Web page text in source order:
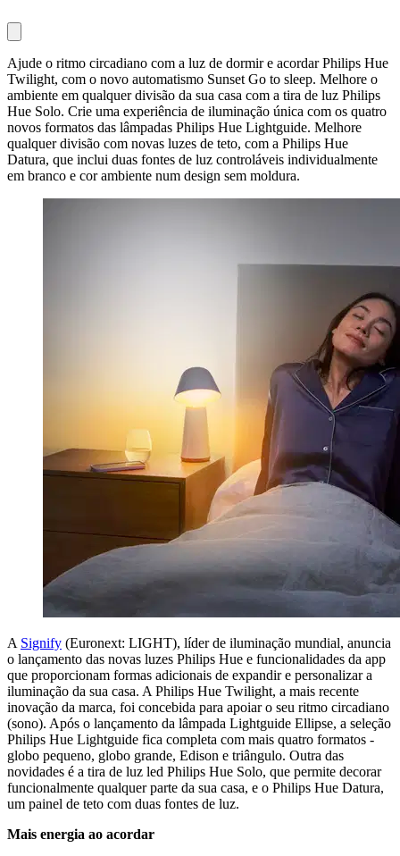
Ajude o ritmo circadiano com a luz de dormir e acordar Philips Hue
Twilight, com o novo automatismo Sunset Go to sleep. Melhore o
ambiente em qualquer divisão da sua casa com a tira de luz Philips
Hue Solo. Crie uma experiência de iluminação única com os quatro
novos formatos das lâmpadas Philips Hue Lightguide. Melhore
qualquer divisão com novas luzes de teto, com a Philips Hue
Datura, que inclui duas fontes de luz controláveis individualmente
em branco e cor ambiente num design sem moldura.
A Signify (Euronext: LIGHT), líder de iluminação mundial, anuncia
o lançamento das novas luzes Philips Hue e funcionalidades da app
que proporcionam formas adicionais de expandir e personalizar a
iluminação da sua casa. A Philips Hue Twilight, a mais recente
inovação da marca, foi concebida para apoiar o seu ritmo circadiano
(sono). Após o lançamento da lâmpada Lightguide Ellipse, a seleção
Philips Hue Lightguide fica completa com mais quatro formatos -
globo pequeno, globo grande, Edison e triângulo. Outra das
novidades é a tira de luz led Philips Hue Solo, que permite decorar
funcionalmente qualquer parte da sua casa, e o Philips Hue Datura,
um painel de teto com duas fontes de luz.
Mais energia ao acordar